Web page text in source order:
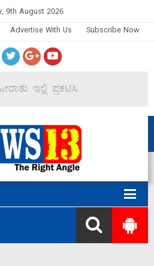
9th August 2026
Advertise With Us Subscribe Now